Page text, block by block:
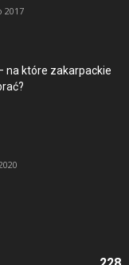
2017
na które zakarpackie